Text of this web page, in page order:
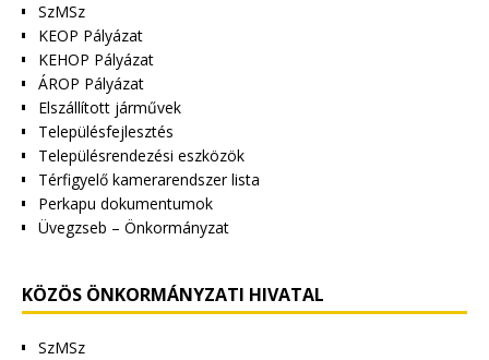
SzMSz
KEOP Pályázat
KEHOP Pályázat
ÁROP Pályázat
Elszállított járművek
Településfejlesztés
Településrendezési eszközök
Térfigyelő kamerarendszer lista
Perkapu dokumentumok
Üvegzseb – Önkormányzat
KÖZÖS ÖNKORMÁNYZATI HIVATAL
SzMSz